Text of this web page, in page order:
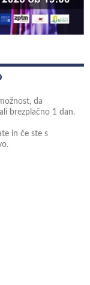
da
brezplačno 1 dan.
in če ste s